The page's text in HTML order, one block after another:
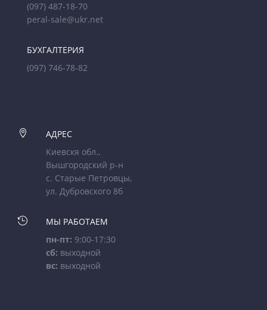
(097) 487-18-70
peral-sale@ukr.net
БУХГАЛТЕРИЯ
(097) 746-78-82

АДРЕС
Киевскя обл.,
Вышгородский р-н
с. Старые Петровцы,
ул. Дубровского 8б

МЫ РАБОТАЕМ
пн-пт: 9:00-17:30
сб: выходной
вс: выходной